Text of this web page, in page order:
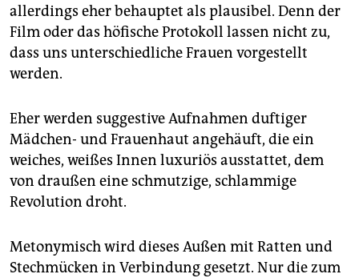
allerdings eher behauptet als plausibel. Denn der
Film oder das höfische Protokoll lassen nicht zu,
dass uns unterschiedliche Frauen vorgestellt
werden.
Eher werden suggestive Aufnahmen duftiger
Mädchen- und Frauenhaut angehäuft, die ein
weiches, weißes Innen luxuriös ausstattet, dem
von draußen eine schmutzige, schlammige
Revolution droht.
Metonymisch wird dieses Außen mit Ratten und
Stechmücken in Verbindung gesetzt. Nur die zum